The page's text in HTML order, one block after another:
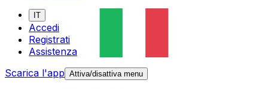
IT
Accedi
Registrati
Assistenza
Scarica l'app Attiva/disattiva menu